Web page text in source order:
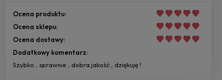
Ocena produktu:
Ocena sklepu:
Ocena dostawy:
Dodatkowy komentarz:
Szybko , sprawnie , dobra jakość , dziękuję !